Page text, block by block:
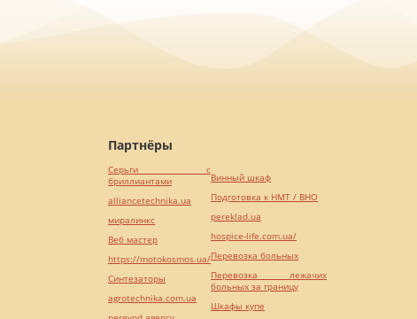
Партнёры
Серьги с
бриллиантами
alliancetechnika.ua
миралинкс
Веб мастер
https://motokosmos.ua/
Синтезаторы
agrotechnika.com.ua
Винный шкаф
Подготовка к НМТ / ВНО
pereklad.ua
hospice-life.com.ua/
Перевозка больных
Перевозка лежачих
больных за границу
Шкафы купе